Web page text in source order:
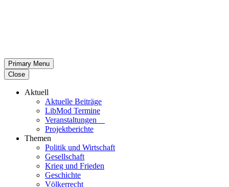
Primary Menu
Close
Aktuell
Aktu­elle Beiträge
LibMod Termine
Ver­an­stal­tun­gen
Pro­jekt­be­richte
Themen
Politik und Wirtschaft
Gesell­schaft
Krieg und Frieden
Geschichte
Völ­ker­recht